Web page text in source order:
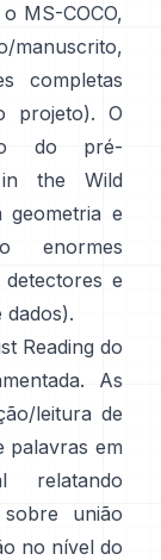
MS-COCO,
completas
projeto). O
do pré-
in the Wild
geometria e
enormes
e
dados).
Reading do
As
leitura de
palavras em
união
no nível do